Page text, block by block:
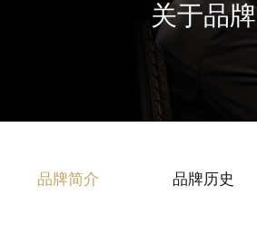
关于品牌
品牌简介 品牌历史